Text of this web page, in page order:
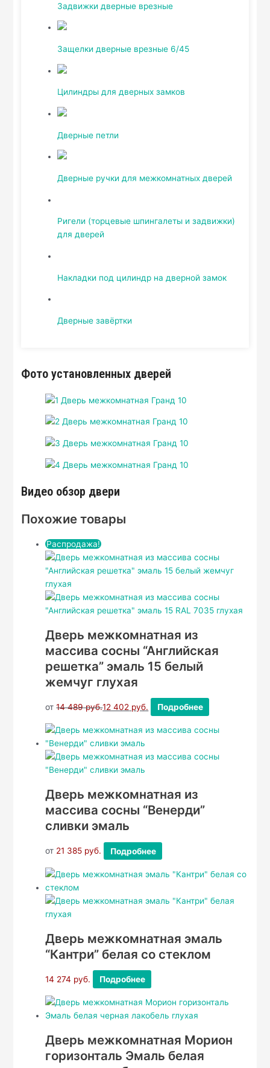
Задвижки дверные врезные
Защелки дверные врезные 6/45
Цилиндры для дверных замков
Дверные петли
Дверные ручки для межкомнатных дверей
Ригели (торцевые шпингалеты и задвижки)
для дверей
Накладки под цилиндр на дверной замок
Дверные завёртки
Фото установленных дверей
Видео обзор двери
Похожие товары
Распродажа!
Дверь межкомнатная из
массива сосны “Английская
решетка” эмаль 15 белый
жемчуг глухая
от14 489руб.12 402 руб. Подробнее
Дверь межкомнатная из
массива сосны “Венерди”
сливки эмаль
от 21 385 руб. Подробнее
Дверь межкомнатная эмаль
“Кантри” белая со стеклом
14 274 руб. Подробнее
Дверь межкомнатная Морион
горизонталь Эмаль белая